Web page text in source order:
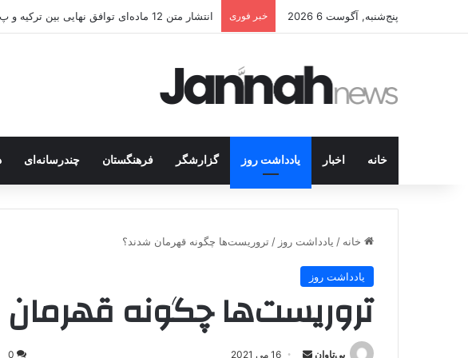
پنج‌شنبه, آگوست 6 2026 خبر فوری انتشار متن 12 ماده‌ای توافق نهایی بین ترکیه و پ.ک.ک
خانه اخبار یادداشت روز گزارشگر فرهنگستان چندرسانه‌ای
خانه / یادداشت روز / تروریست‌ها چگونه قهرمان شدند؟
یادداشت روز
تروریست‌ها چگونه
بی‌تاوان 16 می 2021 0